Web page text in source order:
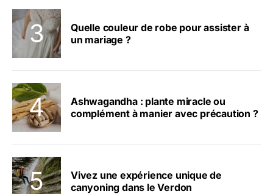
Quelle couleur de robe pour assister à
un mariage ?
Ashwagandha : plante miracle ou
complément à manier avec précaution ?
Vivez une expérience unique de
canyoning dans le Verdon